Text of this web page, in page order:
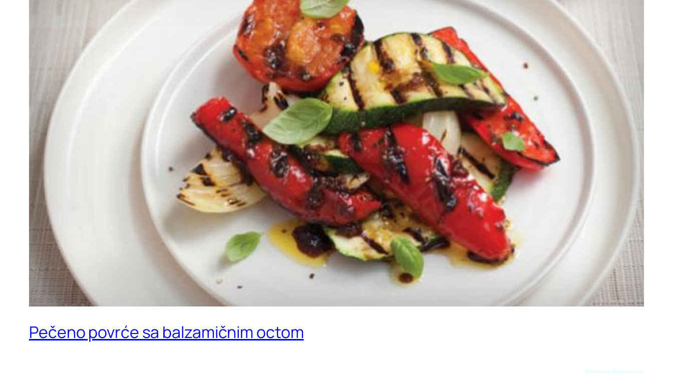
Pečeno povrće sa balzamičnim octom
Preuzeto sa allrecipes.com